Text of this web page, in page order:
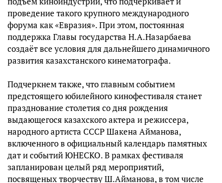
проведение такого крупного международного
форума как «Евразия». При этом, постоянная
поддержка Главы государства Н.А.Назарбаева
создаёт все условия для дальнейшего динамичного
развития казахстанского кинематографа.
Подчеркнем также, что главным событием
предстоящего юбилейного кинофестиваля станет
празднование столетия со дня рождения
выдающегося казахского актера и режиссера,
народного артиста СССР Шакена Айманова,
включенного в официальный календарь памятных
дат и событий ЮНЕСКО. В рамках фестиваля
запланирован целый ряд мероприятий,
посвященых творчеству Ш.Айманова, в том числе